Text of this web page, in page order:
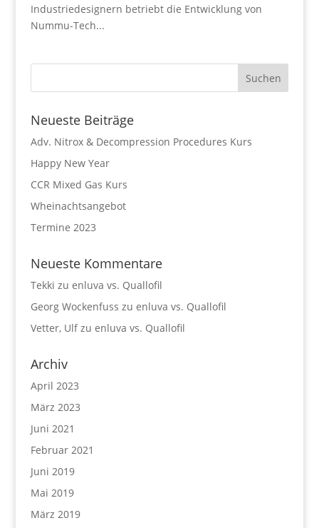
Industriedesignern betriebt die Entwicklung von
Nummu-Tech...
Neueste Beiträge
Adv. Nitrox & Decompression Procedures Kurs
Happy New Year
CCR Mixed Gas Kurs
Wheinachtsangebot
Termine 2023
Neueste Kommentare
Tekki zu enluva vs. Quallofil
Georg Wockenfuss zu enluva vs. Quallofil
Vetter, Ulfzu enluva vs. Quallofil
Archiv
April 2023
März 2023
Juni 2021
Februar 2021
Juni 2019
Mai 2019
März 2019